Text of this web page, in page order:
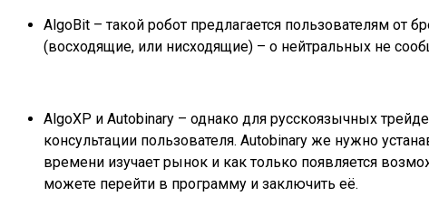
AlgoBit – такой робот предлагается пользователям
(восходящие, или нисходящие) – о нейтральных не
AlgoXP и Autobinary – однако для русскоязычных
консультации пользователя. Autobinary же нужно
времени изучает рынок и как только появляется
можете перейти в программу и заключить её.